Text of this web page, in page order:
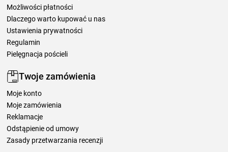
Możliwości płatności
Dlaczego warto kupować u nas
Ustawienia prywatności
Regulamin
Pielęgnacja pościeli
Twoje zamówienia
Moje konto
Moje zamówienia
Reklamacje
Odstąpienie od umowy
Zasady przetwarzania recenzji